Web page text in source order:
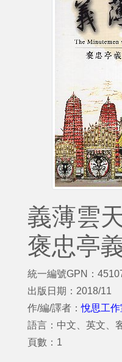
義薄雲
褒忠亭
統一編號GPN：
出版日期：2018/11
作/編/譯者：悅思工作
語言：中文、英文、
頁數：1